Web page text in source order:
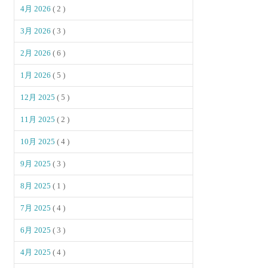
4月 2026( 2 )
3月 2026( 3 )
2月 2026( 6 )
1月 2026( 5 )
12月 2025( 5 )
11月 2025( 2 )
10月 2025( 4 )
9月 2025( 3 )
8月 2025( 1 )
7月 2025( 4 )
6月 2025( 3 )
4月 2025( 4 )